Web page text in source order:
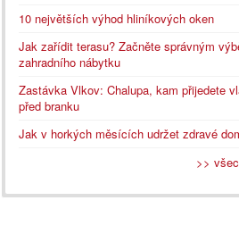
10 největších výhod hliníkových oken
Jak zařídit terasu? Začněte správným
zahradního nábytku
Zastávka Vlkov: Chalupa, kam přijedete
před branku
Jak v horkých měsících udržet zdravé
>>